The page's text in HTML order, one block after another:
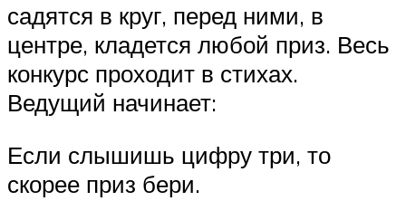
садятся в круг, перед ними, в
центре, кладется любой приз. Весь
конкурс проходит в стихах.
Ведущий начинает:
Если слышишь цифру три, то
скорее приз бери.